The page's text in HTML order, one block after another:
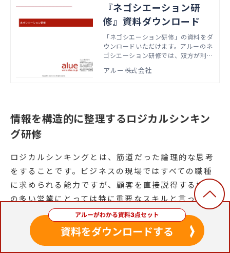
『ネゴシエーション研
修』資料ダウンロード
「ネゴシエーション研修」の資料をダ
ウンロードいただけます。アルーのネ
ゴシエーション研修では、双方が利益
交渉」の考え方や手法を身につけるこ
アルー株式会社
情報を構造的に整理するロジカルシンキン
グ研修
ロジカルシンキングとは、筋道だった論理的な思考
をすることです。ビジネスの現場ではすべての職種
に求められる能力ですが、顧客を直接説得する機会
の多い営業にとっては特に重要なスキルと言っても
過言ではありません。
ロジカルシンキングを学べば、相手が納得しやすい
論理的な主張を展開できるようになります。「結局